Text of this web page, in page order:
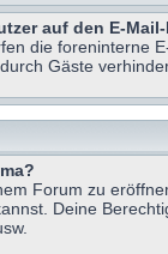
auf den E-
die foreninterne
Gäste
Forum zu
Deine